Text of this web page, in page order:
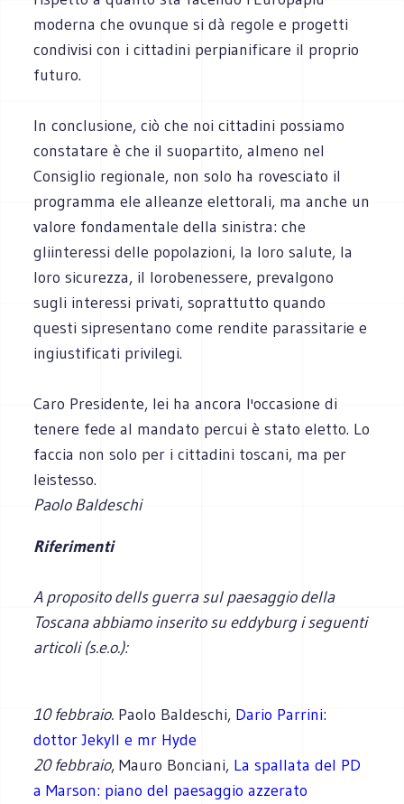
moderna che ovunque si dà regole e progetti
condivisi con i cittadini perpianificare il proprio
futuro.
In conclusione, ciò che noi cittadini possiamo
constatare è che il suopartito, almeno nel
Consiglio regionale, non solo ha rovesciato il
programma ele alleanze elettorali, ma anche un
valore fondamentale della sinistra: che
gliinteressi delle popolazioni, la loro salute, la
loro sicurezza, il lorobenessere, prevalgono
sugli interessi privati, soprattutto quando
questi sipresentano come rendite parassitarie e
ingiustificati privilegi.
Caro Presidente, lei ha ancora l'occasione di
tenere fede al mandato percui è stato eletto. Lo
faccia non solo per i cittadini toscani, ma per
leistesso.
Paolo Baldeschi
Riferimenti
A proposito dells guerra sul paesaggio della
Toscana abbiamo inserito su eddyburg i seguenti
articoli (s.e.o.):
10 febbraio. Paolo Baldeschi, Dario Parrini:
dottor Jekyll e mr Hyde
20 febbraio, Mauro Bonciani, La spallata del PD
a Marson: piano del paesaggio azzerato